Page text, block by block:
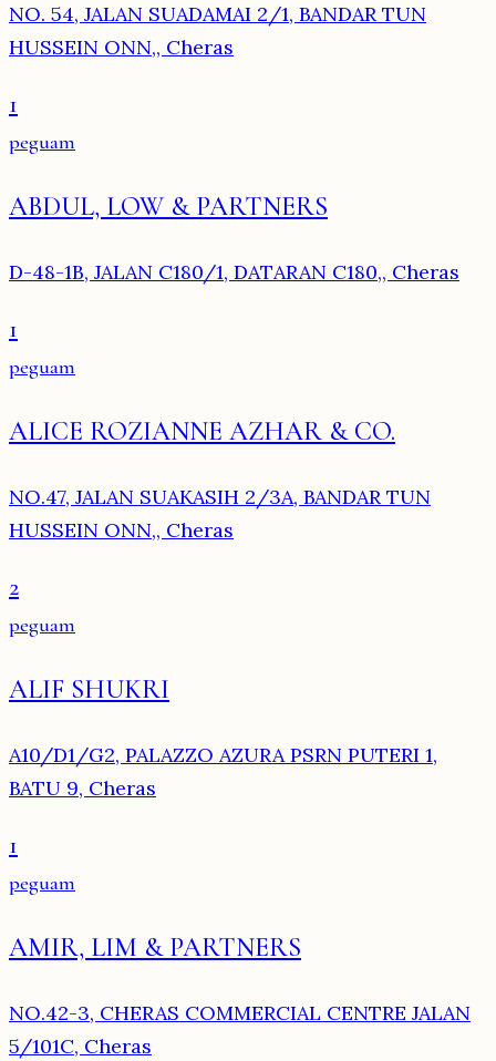
NO. 54, JALAN SUADAMAI 2/1, BANDAR TUN
HUSSEIN ONN,, Cheras
1
peguam
ABDUL, LOW & PARTNERS
D-48-1B, JALAN C180/1, DATARAN C180,, Cheras
1
peguam
ALICE ROZIANNE AZHAR & CO.
NO.47, JALAN SUAKASIH 2/3A, BANDAR TUN
HUSSEIN ONN,, Cheras
2
peguam
ALIF SHUKRI
A10/D1/G2, PALAZZO AZURA PSRN PUTERI 1,
BATU 9, Cheras
1
peguam
AMIR, LIM & PARTNERS
NO.42-3, CHERAS COMMERCIAL CENTRE JALAN
5/101C, Cheras